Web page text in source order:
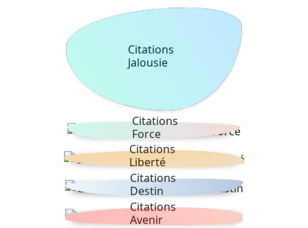
Citations
Jalousie
Citations
Force
Citations
Liberté
Citations
Destin
Citations
Avenir